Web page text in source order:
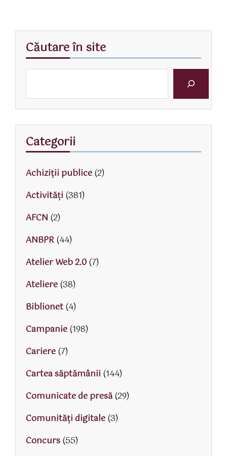
Căutare în site
Categorii
Achiziții publice(2)
Activităţi (381)
AFCN (2)
ANBPR(44)
Atelier Web 2.0(7)
Ateliere(38)
Biblionet(4)
Campanie(198)
Cariere(7)
Cartea săptămânii (144)
Comunicate de presă(29)
Comunități digitale(3)
Concurs(55)